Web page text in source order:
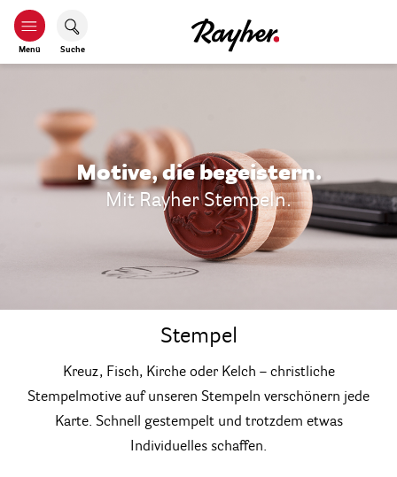
Menü Suche
Motive, die begeistern.
Mit Rayher Stempeln.
Stempel
Kreuz, Fisch, Kirche oder Kelch – christliche
Stempelmotive auf unseren Stempeln verschönern jede
Karte. Schnell gestempelt und trotzdem etwas
Individuelles schaffen.